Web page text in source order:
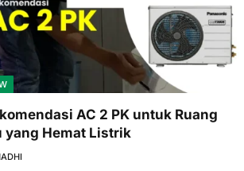
AC 2 PK untuk Ruang
yang Hemat Listrik